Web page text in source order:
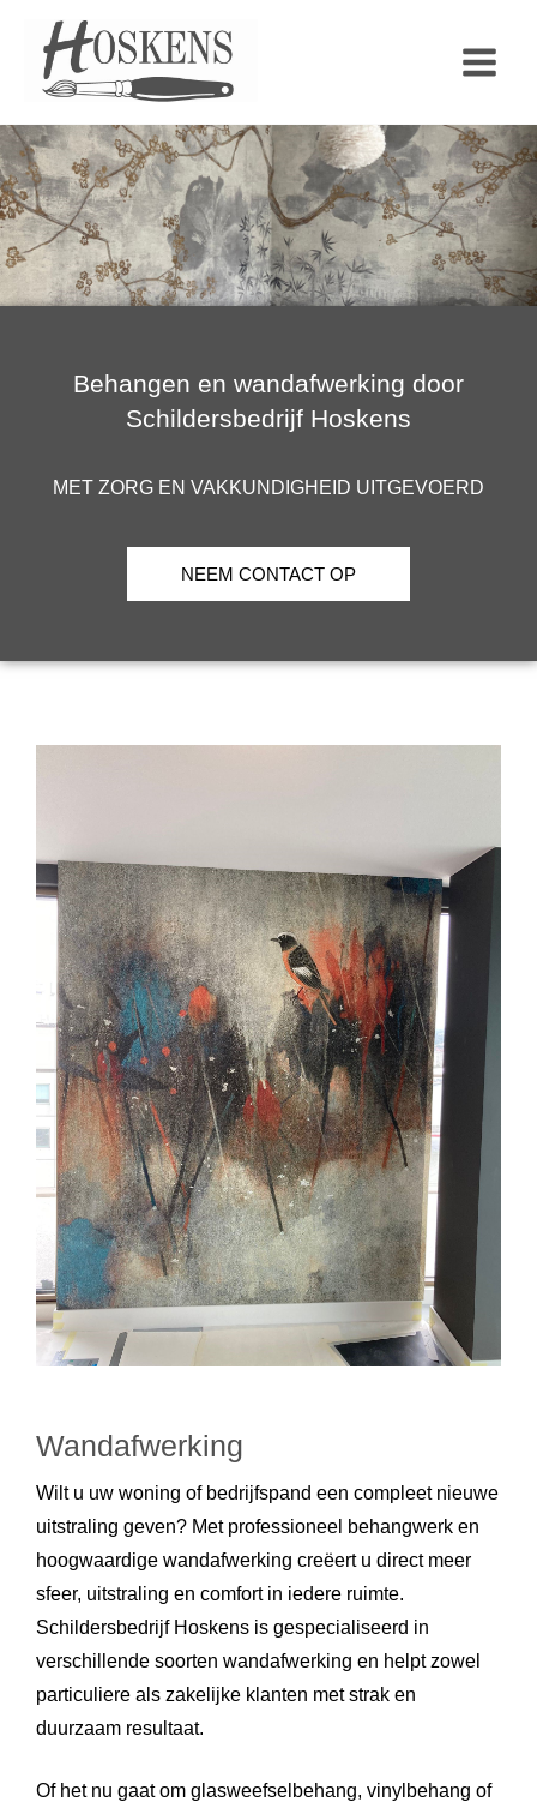
Behangen en wandafwerking door
Schildersbedrijf Hoskens
MET ZORG EN VAKKUNDIGHEID UITGEVOERD
NEEM CONTACT OP
Wandafwerking
Wilt u uw woning of bedrijfspand een compleet nieuwe
uitstraling geven? Met professioneel behangwerk en
hoogwaardige wandafwerking creëert u direct meer
sfeer, uitstraling en comfort in iedere ruimte.
Schildersbedrijf Hoskens is gespecialiseerd in
verschillende soorten wandafwerking en helpt zowel
particuliere als zakelijke klanten met strak en
duurzaam resultaat.
Of het nu gaat om glasweefselbehang, vinylbehang of